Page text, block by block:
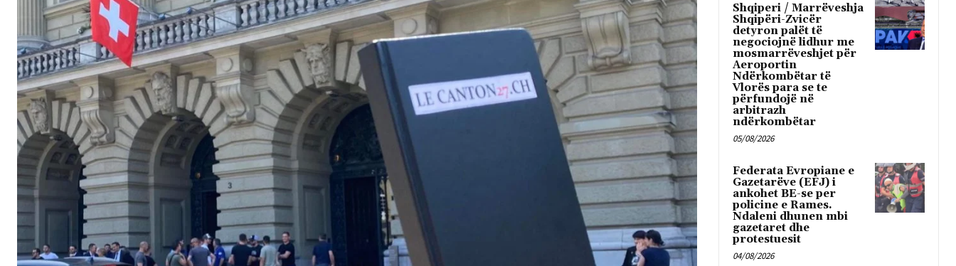
Shqiperi / Marrëveshja
Shqipëri-Zvicër
detyron palët të
negociojnë lidhur me
mosmarrëveshjet për
Aeroportin
Ndërkombëtar të
Vlorës para se te
përfundojë në
arbitrazh
ndërkombëtar
05/08/2026
Federata Evropiane e
Gazetarëve (EFJ) i
ankohet BE-se per
policine e Rames.
Ndaleni dhunen mbi
gazetaret dhe
protestuesit
04/08/2026